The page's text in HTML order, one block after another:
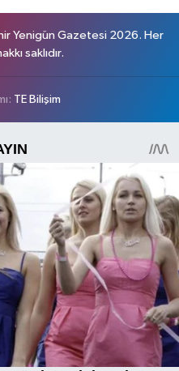
Yenigün Gazetesi 2026. Her
saklıdır.
TE Bilişim